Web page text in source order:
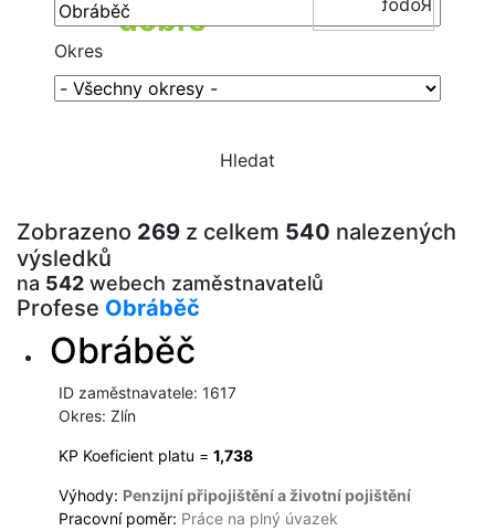
dobře
práce
Okres
Zobrazeno 269 z celkem 540 nalezených
výsledků
na 542 webech zaměstnavatelů
Profese Obráběč
Obráběč
ID zaměstnavatele: 1617
Okres: Zlín
KP Koeficient platu = 1,738
Výhody: Penzijní připojištění a životní pojištění
Pracovní poměr: Práce na plný úvazek